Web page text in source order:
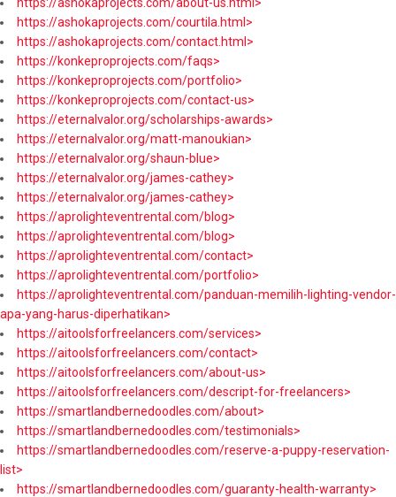
https://ashokaprojects.com/courtila.html>
https://ashokaprojects.com/contact.html>
https://konkeproprojects.com/faqs>
https://konkeproprojects.com/portfolio>
https://konkeproprojects.com/contact-us>
https://eternalvalor.org/scholarships-awards>
https://eternalvalor.org/matt-manoukian>
https://eternalvalor.org/shaun-blue>
https://eternalvalor.org/james-cathey>
https://eternalvalor.org/james-cathey>
https://aprolighteventrental.com/blog>
https://aprolighteventrental.com/blog>
https://aprolighteventrental.com/contact>
https://aprolighteventrental.com/portfolio>
https://aprolighteventrental.com/panduan-memilih-lighting-vendor-
apa-yang-harus-diperhatikan>
https://aitoolsforfreelancers.com/services>
https://aitoolsforfreelancers.com/contact>
https://aitoolsforfreelancers.com/about-us>
https://aitoolsforfreelancers.com/descript-for-freelancers>
https://smartlandbernedoodles.com/about>
https://smartlandbernedoodles.com/testimonials>
https://smartlandbernedoodles.com/reserve-a-puppy-reservation-
list>
https://smartlandbernedoodles.com/guaranty-health-warranty>